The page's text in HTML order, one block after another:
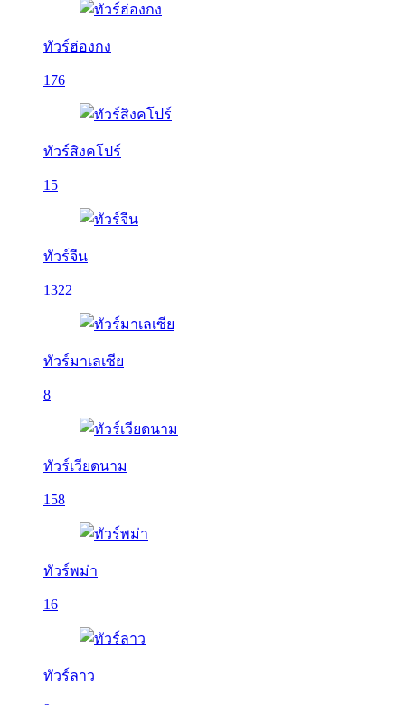
ทัวร์ฮ่องกง
176
ทัวร์สิงคโปร์
15
ทัวร์จีน
1322
ทัวร์มาเลเซีย
8
ทัวร์เวียดนาม
158
ทัวร์พม่า
16
ทัวร์ลาว